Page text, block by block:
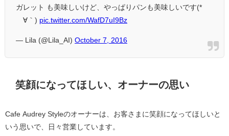
ガレット も美味しいけど、やっぱりパンも美味しいです(*
´∀｀) pic.twitter.com/WafD7uI9Bz
— Lila (@Lila_AI) October 7, 2016
笑顔になってほしい、オーナーの思い
Cafe Audrey Styleのオーナーは、お客さまに笑顔になってほしいと
いう思いで、日々営業しています。